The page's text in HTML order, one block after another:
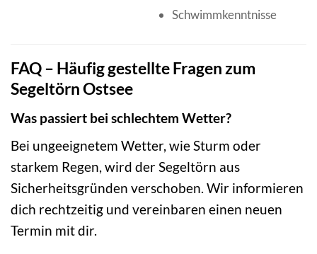
Schwimmkenntnisse
FAQ – Häufig gestellte Fragen zum
Segeltörn Ostsee
Was passiert bei schlechtem Wetter?
Bei ungeeignetem Wetter, wie Sturm oder
starkem Regen, wird der Segeltörn aus
Sicherheitsgründen verschoben. Wir informieren
dich rechtzeitig und vereinbaren einen neuen
Termin mit dir.